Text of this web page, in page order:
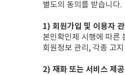
별도의 동의를 받습니다.
1) 회원가입 및 이용자 관
본인확인제 시행에 따른
회원정보 관리, 각종 고
2) 재화 또는 서비스 제공